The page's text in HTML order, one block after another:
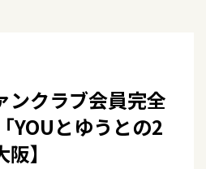
ンクラブ会員完全
YOUとゆうとの2
】